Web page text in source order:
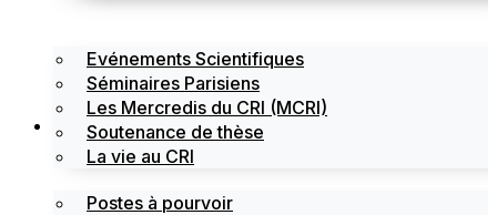
Evénements Scientifiques
Séminaires Parisiens
Les Mercredis du CRI (MCRI)
Soutenance de thèse
La vie au CRI
Emploi / stages
Postes à pourvoir